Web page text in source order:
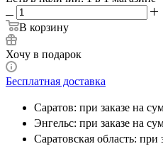
В корзину
Хочу в подарок
Бесплатная доставка
Саратов: при заказе на
Энгельс: при заказе на
Саратовская область: